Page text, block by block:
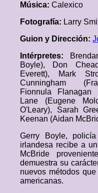
Música: Calexico
Fotografía: Larry
Guion y Dirección:
Intérpretes:
Boyle), Don
Everett), Mark
Cunningham
Fionnula
Lane (Eugene
O'Leary), Sarah
Keenan (Aidan
Gerry Boyle,
irlandesa recibe a
McBride
demuestra su
nuevos métodos
americanas.